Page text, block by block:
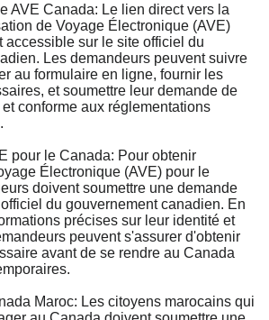
AVE Canada: Le lien direct vers la
de Voyage Électronique (AVE)
accessible sur le site officiel du
Les demandeurs peuvent suivre
au formulaire en ligne, fournir les
et soumettre leur demande de
conforme aux réglementations
pour le Canada: Pour obtenir
Électronique (AVE) pour le
doivent soumettre une demande
du gouvernement canadien. En
précises sur leur identité et
peuvent s'assurer d'obtenir
avant de se rendre au Canada
Maroc: Les citoyens marocains qui